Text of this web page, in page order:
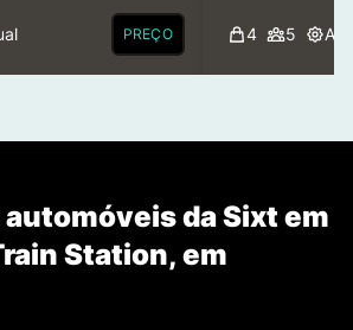
PREÇO 4 5
da Sixt em
Station, em